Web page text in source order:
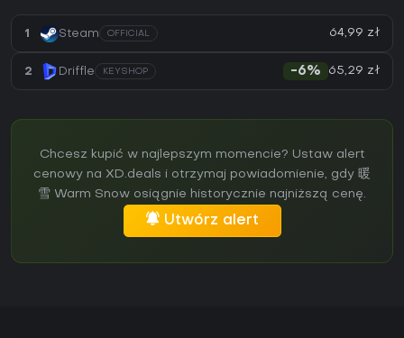
1 Steam OFFICIAL 64,99 zł
2 Driffle KEYSHOP -6% 65,29 zł
Chcesz kupić w najlepszym momencie? Ustaw alert
cenowy na XD.deals i otrzymaj powiadomienie, gdy 暖
雪 Warm Snow osiągnie historycznie najniższą cenę.
Utwórz alert